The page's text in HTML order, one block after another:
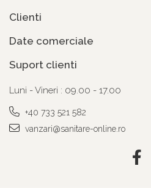
Clienti
Date comerciale
Suport clienti
Luni - Vineri : 09.00 - 17.00
+40 733 521 582
vanzari@sanitare-online.ro